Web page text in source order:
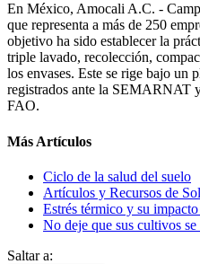
En México, Amocali A.C. -
que representa a más de 250
objetivo ha sido establecer la
triple lavado, recolección,
los envases. Este se rige bajo un
registrados ante la SEMARNAT
FAO.
Más Artículos
Ciclo de la salud del suelo
Artículos y Recursos de
Estrés térmico y su
No deje que sus cultivos se
Saltar a: